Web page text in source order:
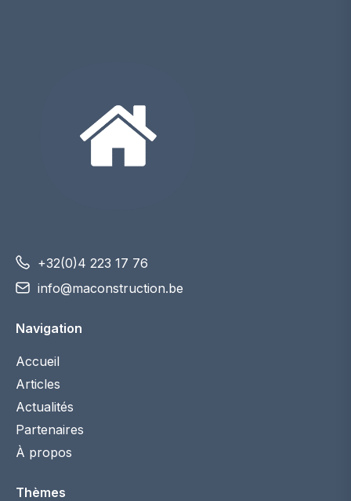
+32(0)4 223 17 76
info@maconstruction.be
Navigation
Accueil
Articles
Actualités
Partenaires
À propos
Thèmes